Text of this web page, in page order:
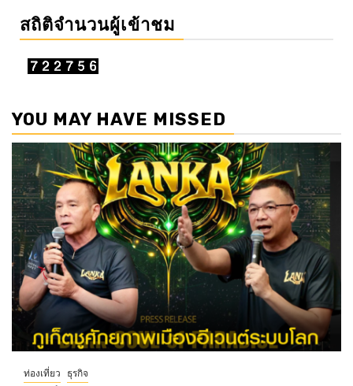
สถิติจำนวนผู้เข้าชม
YOU MAY HAVE MISSED
ท่องเที่ยว ธุรกิจ